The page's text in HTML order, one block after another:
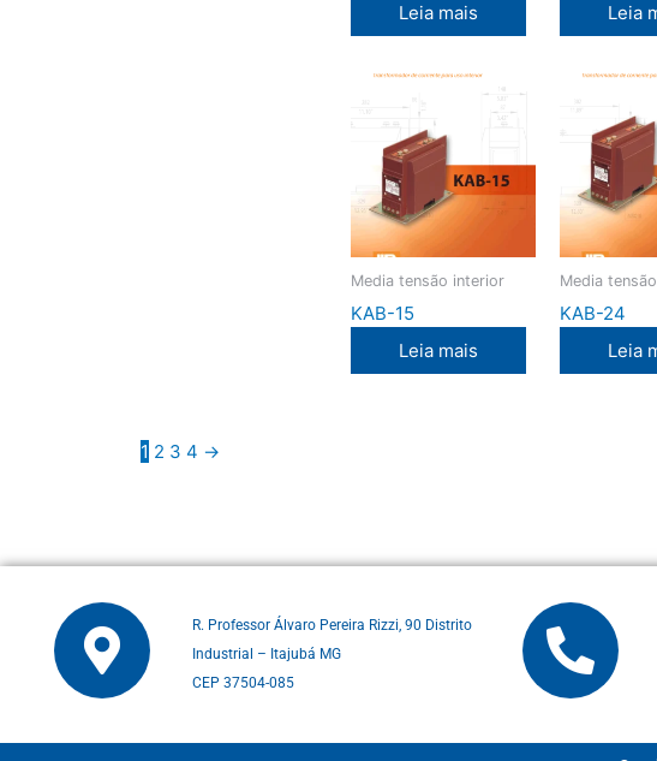
Leia mais
Leia
Media tensão interior
KAB-15
Leia mais
Media
KAB-24
Leia
1 2 3 4 →
R. Professor Álvaro Pereira Rizzi, 90 Distrito
Industrial – Itajubá MG
CEP 37504-085